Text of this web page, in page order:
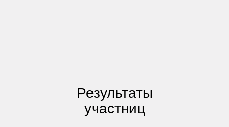
Результаты
участниц